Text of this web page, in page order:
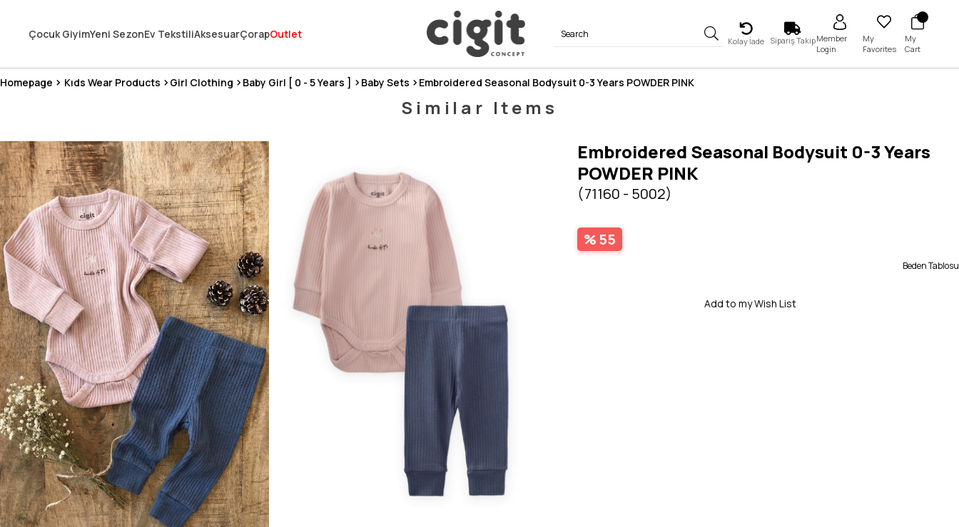
300₺ ve Üzeri Alışverişlerde Kargo Ücretsiz !
Koşulsuz Şartsız İade İmkanı
Çocuk GiyimYeni SezonEv TekstiliAksesuarÇorapOutlet
Kolay İade Sipariş TakipMember
Login
My
Favorites
My
Cart
Homepage Kıds Wear Products Girl Clothing Baby Girl [ 0 - 5 Years ] Baby Sets Embroidered Seasonal Bodysuit 0-3 Years POWDER PINK
Similar Items
Embroidered Seasonal Bodysuit 0-3 Years
POWDER PINK
(71160 - 5002)
55
Beden Tablosu
Add to my Wish List